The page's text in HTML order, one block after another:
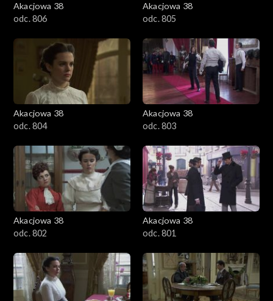
Akacjowa 38
odc. 806
Akacjowa 38
odc. 805
Akacjowa 38
odc. 804
Akacjowa 38
odc. 803
Akacjowa 38
odc. 802
Akacjowa 38
odc. 801